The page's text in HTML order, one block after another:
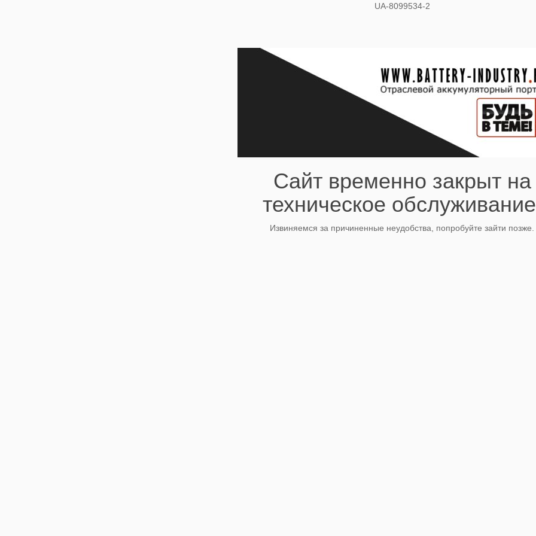
UA-8099534-2
Сайт временно закрыт на
техническое
Извиняемся за причиненные неудобства, попробуйте зайти позже.